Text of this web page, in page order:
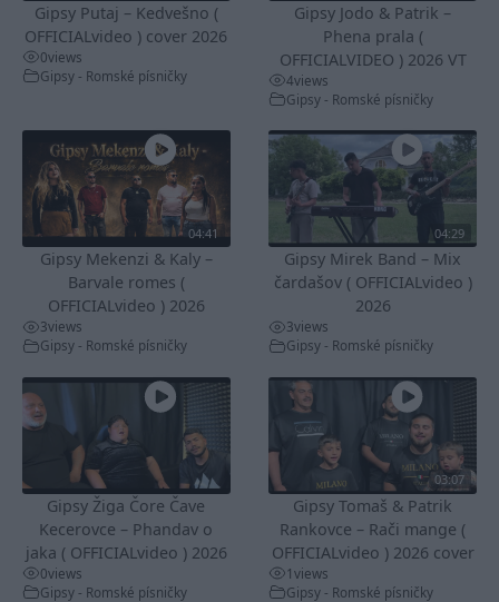
Gipsy Putaj – Kedvešno (
OFFICIALvideo ) cover 2026
0views
Gipsy - Romské písničky
Gipsy Jodo & Patrik –
Phena prala (
OFFICIALVIDEO ) 2026 VT
4views
Gipsy - Romské písničky
04:41
Gipsy Mekenzi & Kaly –
Barvale romes (
OFFICIALvideo ) 2026
3views
Gipsy - Romské písničky
04:29
Gipsy Mirek Band – Mix
čardašov ( OFFICIALvideo )
2026
3views
Gipsy - Romské písničky
Gipsy Žiga Čore Čave
Kecerovce – Phandav o
jaka ( OFFICIALvideo ) 2026
0views
Gipsy - Romské písničky
03:07
Gipsy Tomaš & Patrik
Rankovce – Rači mange (
OFFICIALvideo ) 2026 cover
1views
Gipsy - Romské písničky